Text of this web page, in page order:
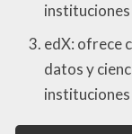
edX: ofrece
datos y